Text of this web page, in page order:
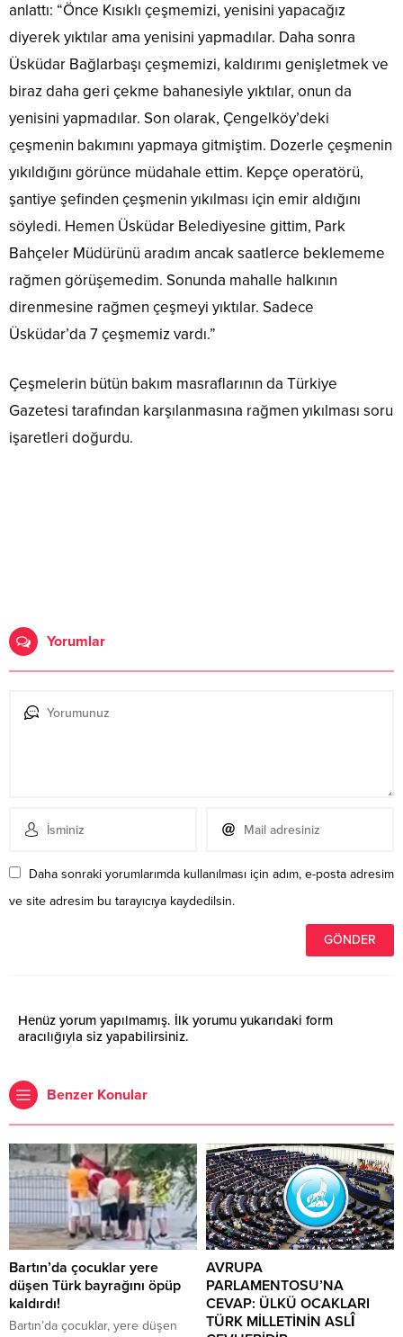
anlattı: “Önce Kısıklı çeşmemizi, yenisini yapacağız
diyerek yıktılar ama yenisini yapmadılar. Daha sonra
Üsküdar Bağlarbaşı çeşmemizi, kaldırımı genişletmek ve
biraz daha geri çekme bahanesiyle yıktılar, onun da
yenisini yapmadılar. Son olarak, Çengelköy’deki
çeşmenin bakımını yapmaya gitmiştim. Dozerle çeşmenin
yıkıldığını görünce müdahale ettim. Kepçe operatörü,
şantiye şefinden çeşmenin yıkılması için emir aldığını
söyledi. Hemen Üsküdar Belediyesine gittim, Park
Bahçeler Müdürünü aradım ancak saatlerce beklememe
rağmen görüşemedim. Sonunda mahalle halkının
direnmesine rağmen çeşmeyi yıktılar. Sadece
Üsküdar’da 7 çeşmemiz vardı.”
Çeşmelerin bütün bakım masraflarının da Türkiye
Gazetesi tarafından karşılanmasına rağmen yıkılması soru
işaretleri doğurdu.
Yorumlar
Daha sonraki yorumlarımda kullanılması için adım, e-posta adresim
ve site adresim bu tarayıcıya kaydedilsin.
Henüz yorum yapılmamış. İlk yorumu yukarıdaki form
aracılığıyla siz yapabilirsiniz.
Benzer Konular
Bartın’da çocuklar yere
düşen Türk bayrağını öpüp
kaldırdı!
Bartın’da çocuklar, yere düşen
AVRUPA
PARLAMENTOSU’NA
CEVAP: ÜLKÜ OCAKLARI
TÜRK MİLLETİNİN ASLÎ